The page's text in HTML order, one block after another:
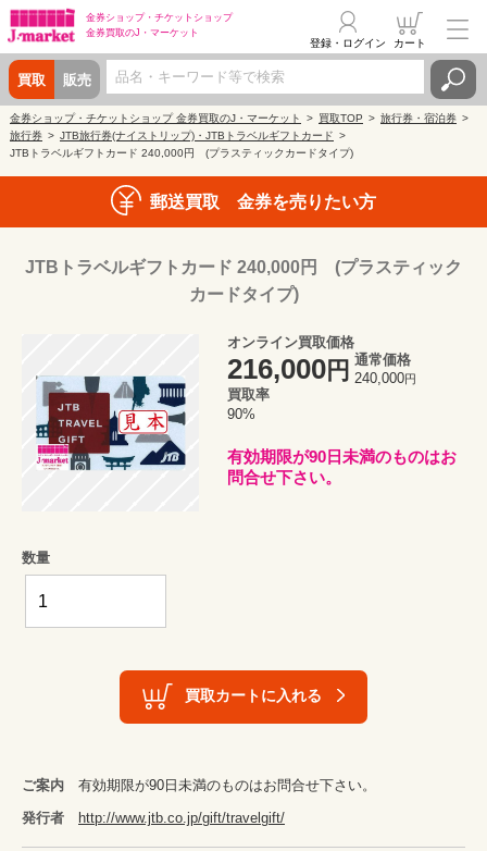
金券ショップ・ チケットショップ
金券買取のJ・マーケット
買取 販売
登録・ログイン カート
金券ショップ・チケットショップ 金券買取のJ・マーケット 買取TOP
旅行券・宿泊券
旅行券
JTB旅行券(ナイストリップ)・JTBトラベルギフトカード
JTBトラベルギフトカード 240,000円 (プラスティックカードタイプ)
郵送買取 金券を売りたい方
JTBトラベルギフトカード 240,000円 (プラスティック
カードタイプ)
オンライン買取価格
216,000円 通常価格
240,000円
買取率
90%
有効期限が90日未満のものはお
問合せ下さい。
数量
買取カートに入れる
ご案内 有効期限が90日未満のものはお問合せ下さい。
発行者 http://www.jtb.co.jp/gift/travelgift/